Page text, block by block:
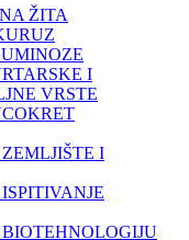
ŽITA
I
VRSTE
I